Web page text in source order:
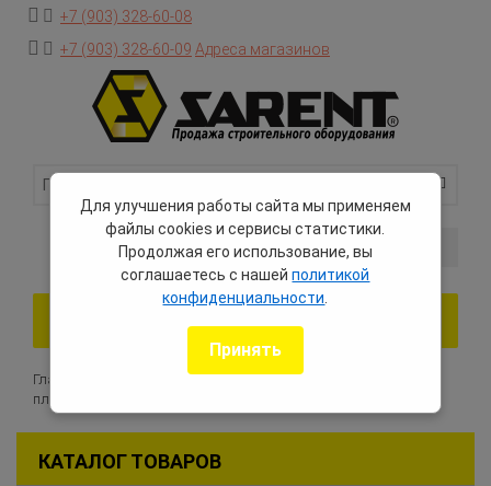
+7 (903) 328-60-08
+7 (903) 328-60-09 Адреса магазинов
0 товаров — 0 руб.
Главная Каталог оборудования
Камнерезные станки и
плиткорезы
КАТАЛОГ ТОВАРОВ
Для улучшения работы сайта мы применяем
файлы cookies и сервисы статистики.
Продолжая его использование, вы
соглашаетесь с нашейполитикой
конфиденциальности
Принять